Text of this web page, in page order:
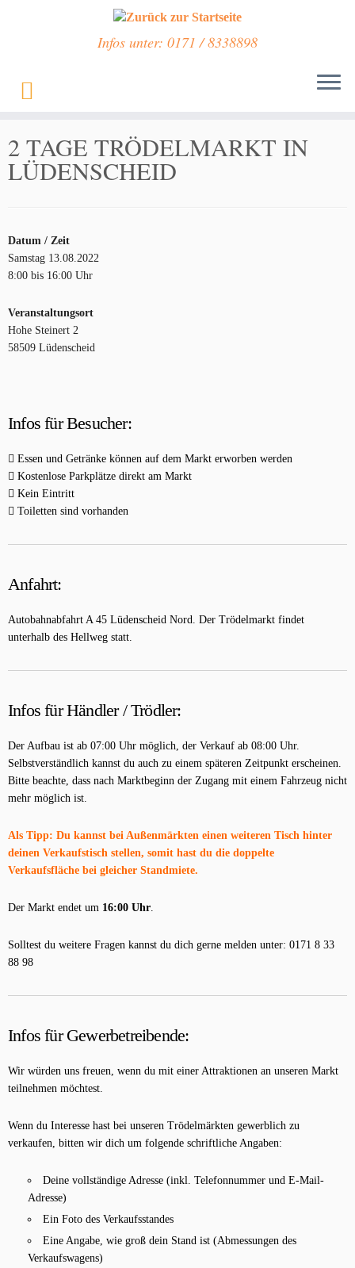
Infos unter: 0171 / 8338898
2 TAGE TRÖDELMARKT IN
LÜDENSCHEID
Datum / Zeit
Samstag 13.08.2022
8:00 bis 16:00 Uhr
Veranstaltungsort
Hohe Steinert 2
58509 Lüdenscheid
Infos für Besucher:
Essen und Getränke können auf dem Markt erworben werden
Kostenlose Parkplätze direkt am Markt
Kein Eintritt
Toiletten sind vorhanden
Anfahrt:
Autobahnabfahrt A 45 Lüdenscheid Nord. Der Trödelmarkt findet
unterhalb des Hellweg statt.
Infos für Händler / Trödler:
Der Aufbau ist ab 07:00 Uhr möglich, der Verkauf ab 08:00 Uhr.
Selbstverständlich kannst du auch zu einem späteren Zeitpunkt erscheinen.
Bitte beachte, dass nach Marktbeginn der Zugang mit einem Fahrzeug nicht
mehr möglich ist.
Als Tipp: Du kannst bei Außenmärkten einen weiteren Tisch hinter
deinen Verkaufstisch stellen, somit hast du die doppelte
Verkaufsfläche bei gleicher Standmiete.
Der Markt endet um 16:00 Uhr.
Solltest du weitere Fragen kannst du dich gerne melden unter: 0171 8 33
88 98
Infos für Gewerbetreibende:
Wir würden uns freuen, wenn du mit einer Attraktionen an unseren Markt
teilnehmen möchtest.
Wenn du Interesse hast bei unseren Trödelmärkten gewerblich zu
verkaufen, bitten wir dich um folgende schriftliche Angaben:
Deine vollständige Adresse (inkl. Telefonnummer und E-Mail-
Adresse)
Ein Foto des Verkaufsstandes
Eine Angabe, wie groß dein Stand ist (Abmessungen des
Verkaufswagens)